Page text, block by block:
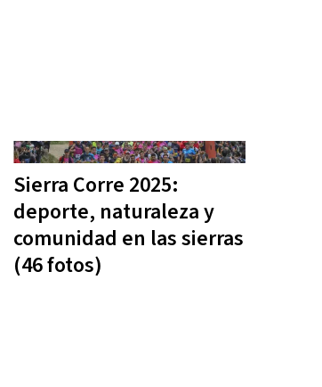
Sierra Corre 2025:
deporte, naturaleza y
comunidad en las sierras
(46 fotos)